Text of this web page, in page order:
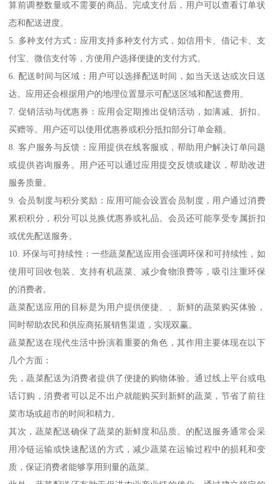
算前调整数量或不需要的商品。完成支付后，用户可以查看订单状
态和配送进度。
5. 多种支付方式：应用支持多种支付方式，如信用卡、借记卡、支
付宝、微信支付等，方便用户选择便捷的支付方式。
6. 配送时间与区域：用户可以选择配送时间，如当天送达或次日送
达。应用还会根据用户的地理位置显示可配送区域和配送费用。
7. 促销活动与优惠券：应用会定期推出促销活动，如满减、折扣、
买赠等。用户还可以使用优惠券或积分抵扣部分订单金额。
8. 客户服务与反馈：应用提供在线客服或，帮助用户解决订单问题
或提供咨询服务。用户还可以通过应用提交反馈或建议，帮助改进
服务质量。
9. 会员制度与积分奖励：应用可能会设置会员制度，用户通过消费
累积积分，积分可以兑换优惠券或礼品。会员还可能享受专属折扣
或优先配送服务。
10. 环保与可持续性：一些蔬菜配送应用会强调环保和可持续性，如
使用可回收包装、支持有机蔬菜、减少食物浪费等，吸引注重环保
的消费者。
蔬菜配送应用的目标是为用户提供便捷、、新鲜的蔬菜购买体验，
同时帮助农民和供应商拓展销售渠道，实现双赢。
蔬菜配送在现代生活中扮演着重要的角色，其作用主要体现在以下
几个方面：
先，蔬菜配送为消费者提供了便捷的购物体验。通过线上平台或电
话订购，消费者可以足不出户就能购买到新鲜的蔬菜，节省了前往
菜市场或超市的时间和精力。
其次，蔬菜配送确保了蔬菜的新鲜度和品质。的配送服务通常会采
用冷链运输或快速配送的方式，减少蔬菜在运输过程中的损耗和变
质，保证消费者能够享用到量的蔬菜。